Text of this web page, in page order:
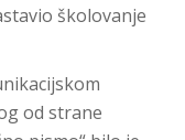
školovanje
od strane